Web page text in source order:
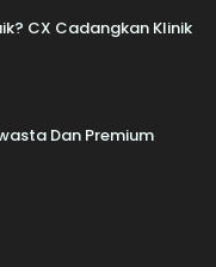
CX Cadangkan Klinik
Dan Premium